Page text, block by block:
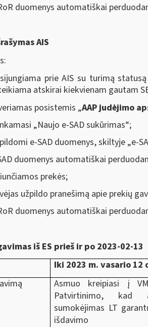
duomenys automatiškai
AIS
prie AIS su turimą
atskirai kiekvienam gautam
posistemis „AAP judėjimo
„Naujo e-SAD sukūrimas“;
e-SAD duomenys, skiltyje „e-
duomenys automatiškai
prekės;
užpildo pranešimą apie prekių
duomenys automatiškai
iš ES prieš ir po 2023-02-13
Iki 2023 m. vasario 12
Asmuo kreipiasi į
Patvirtinimo, kad
sumokėjimas LT
išdavimo